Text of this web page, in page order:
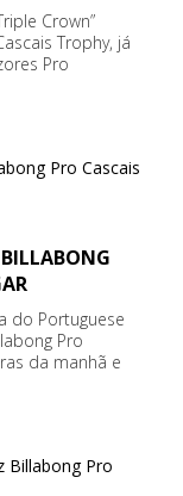
Crown”
Trophy, já
Pro
do Portuguese
Pro
da manhã e